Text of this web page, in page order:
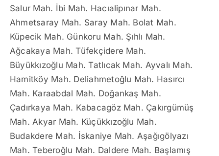
Salur Mah. İbi Mah. Hacıalipınar Mah.
Ahmetsaray Mah. Saray Mah. Bolat Mah.
Küpecik Mah. Günkoru Mah. Şıhlı Mah.
Ağcakaya Mah. Tüfekçidere Mah.
Büyükkızoğlu Mah. Tatlıcak Mah. Ayvalı Mah.
Hamitköy Mah. Deliahmetoğlu Mah. Hasırcı
Mah. Karaabdal Mah. Doğankaş Mah.
Çadırkaya Mah. Kabacagöz Mah. Çakırgümüş
Mah. Akyar Mah. Küçükkızoğlu Mah.
Budakdere Mah. İskaniye Mah. Aşağıgölyazı
Mah. Teberoğlu Mah. Daldere Mah. Başlamış